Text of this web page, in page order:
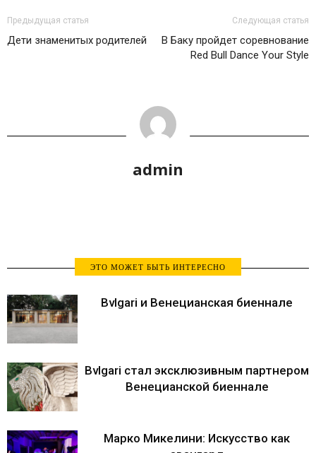
Предыдущая статья
Дети знаменитых родителей
Следующая статья
В Баку пройдет соревнование
Red Bull Dance Your Style
admin
ЭТО МОЖЕТ БЫТЬ ИНТЕРЕСНО
Bvlgari и Венецианская биеннале
Bvlgari стал эксклюзивным партнером
Венецианской биеннале
Марко Микелини: Искусство как